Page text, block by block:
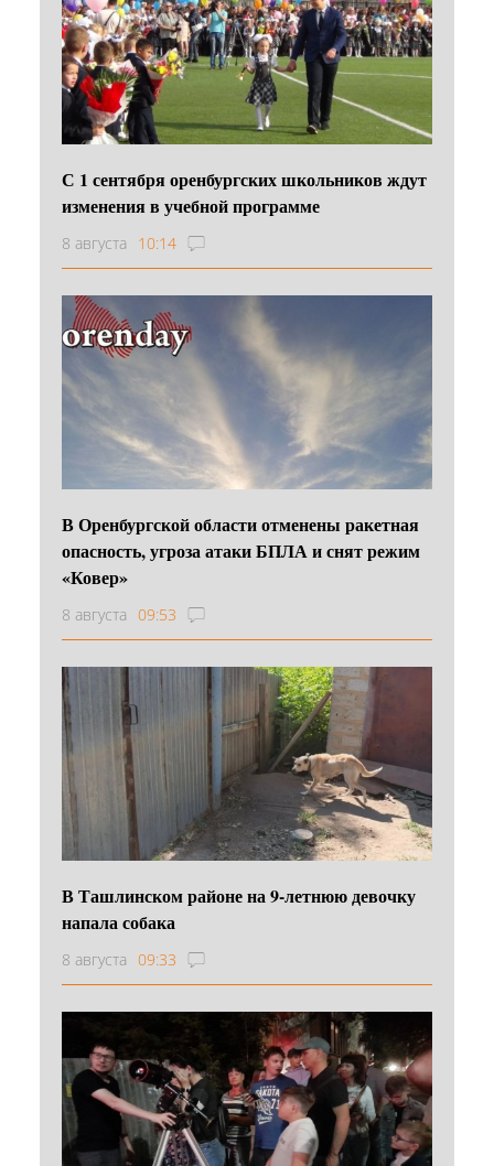
С 1 сентября оренбургских школьников ждут
изменения в учебной программе
8 августа 10:14
В Оренбургской области отменены ракетная
опасность, угроза атаки БПЛА и снят режим
«Ковер»
8 августа 09:53
В Ташлинском районе на 9-летнюю девочку
напала собака
8 августа 09:33